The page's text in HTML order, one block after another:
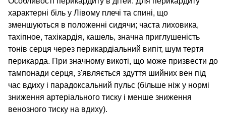
характерні біль у Лівому плечі та спині, що
зменшуються в положенні сидячи; часта лиховика,
тахіпное, тахікардія, кашель, значна приглушеність
тонів серця через перикардіальний випіт, шум тертя
перикарда. При значному викоті, що може призвести до
тампонади серця, з'являється здуття шийних вен під
час вдиху і парадоксальний пульс (більше ніж у нормі
зниження артеріального тиску і менше зниження
венозного тиску на вдиху).